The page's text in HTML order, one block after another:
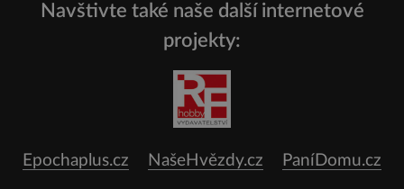
Navštivte také naše další internetové
projekty:
Epochaplus.cz NašeHvězdy.cz PaníDomu.cz